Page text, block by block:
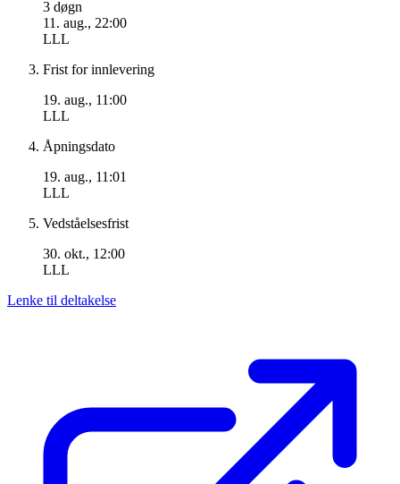
3 døgn
11. aug., 22:00
LLL
Frist for innlevering
19. aug., 11:00
LLL
Åpningsdato
19. aug., 11:01
LLL
Vedståelsesfrist
30. okt., 12:00
LLL
Lenke til deltakelse